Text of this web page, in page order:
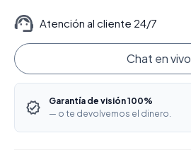
Atención al cliente 24/7
Chat en vivo
Garantía de visión 100%
— o te devolvemos el dinero.